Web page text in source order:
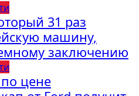
31 раз
машину,
заключению
цене